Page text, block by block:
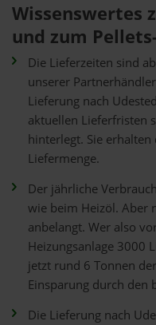
Wissenswertes
und zum
Die Lieferzeiten sind
unserer
Lieferung nach
aktuellen Lieferfristen
hinterlegt. Sie erhalten
Liefermenge.
Der jährliche
wie beim Heizöl. Aber
anbelangt. Wer also
Heizungsanlage 3000
jetzt rund 6 Tonnen
Einsparung durch den
Die Lieferung nach